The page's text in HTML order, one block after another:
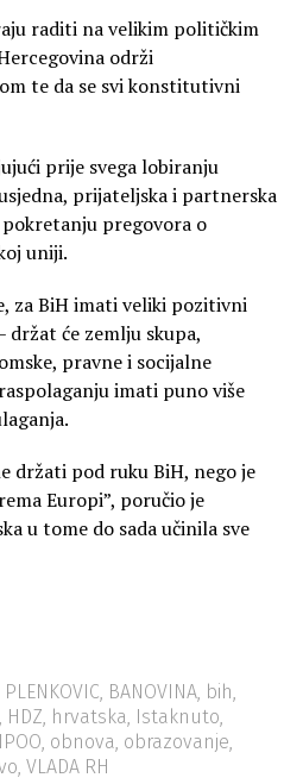
raditi na velikim političkim
održi
te da se svi konstitutivni
prije svega lobiranju
prijateljska i partnerska
pregovora o
uniji.
za BiH imati veliki pozitivni
će zemlju skupa,
pravne i socijalne
imati puno više
držati pod ruku BiH, nego je
Europi”, poručio je
u tome do sada učinila sve
PLENKOVIC BANOVINA bih
HDZ hrvatska Istaknuto
obnova obrazovanje
VLADA RH